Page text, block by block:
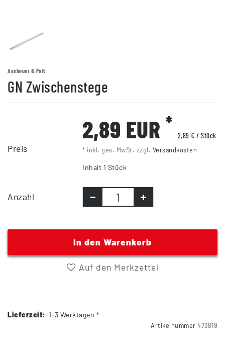
Assheuer & Pott
GN Zwischenstege
Preis
2,89 EUR *
2,89 € / Stück
* inkl. ges. MwSt. zzgl. Versandkosten
Inhalt 1 Stück
Anzahl
In den Warenkorb
Auf den Merkzettel
Lieferzeit: 1-3 Werktagen *
Artikelnummer 473819